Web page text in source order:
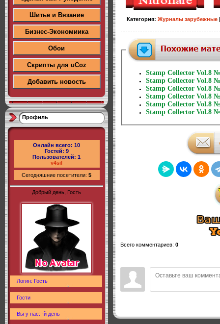
Шитье и Вязание
Бизнес-Экономиика
Обои
Скрипты для uCoz
Добавить новость
Профиль
Онлайн всего: 10
Гостей: 9
Пользователей: 1
v4sil
Сегодняшние посетители: 5
Добрый день, Гость
Логин: Гость
Гости
Вы у нас: -й день
Категория: Журналы зарубежные
Stamp Collector Vol.8
Stamp Collector Vol.8
Stamp Collector Vol.8
Stamp Collector Vol.8
Stamp Collector Vol.8
Stamp Collector Vol.8
Всего комментариев: 0